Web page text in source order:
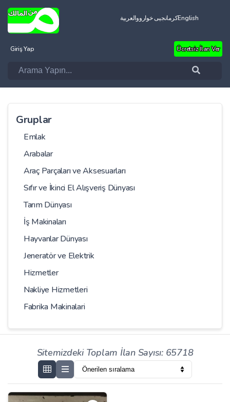
العربيةکرمانجیی خوارووEnglish
Giriş Yap Ücretsiz İlan Ver
Gruplar
Emlak
Arabalar
Araç Parçaları ve Aksesuarları
Sıfır ve İkinci El Alışveriş Dünyası
Tarım Dünyası
İş Makinaları
Hayvanlar Dünyası
Jeneratör ve Elektrik
Hizmetler
Nakliye Hizmetleri
Fabrika Makinalari
Sitemizdeki Toplam İlan Sayısı: 65718